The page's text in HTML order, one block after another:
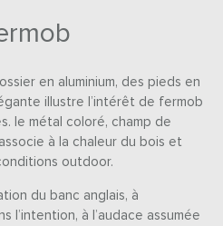
en aluminium, des pieds en
illustre l’intérêt de fermob
le métal coloré, champ de
à la chaleur du bois et
outdoor.
du banc anglais, à
l’intention, à l’audace assumée